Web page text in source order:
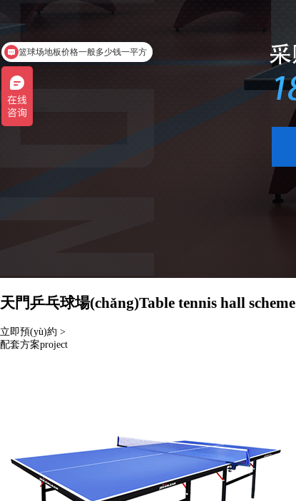
天門乒乓球場(chǎng)Table tennis hall scheme
立即預(yù)約 >
配套方案project
篮球场地板价格一般多少钱一平方